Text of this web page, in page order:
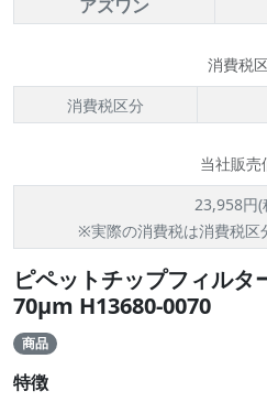
アズワン
消費税
消費税区分
当社販売
23,958円(
※実際の消費税は消費税区
ピペットチップフィル
70μm H13680-0070
商品
特徴